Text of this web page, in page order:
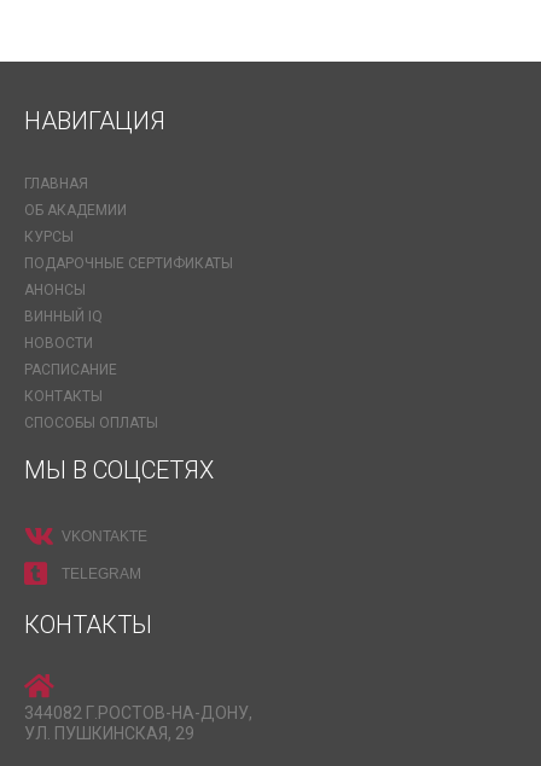
НАВИГАЦИЯ
ГЛАВНАЯ
ОБ АКАДЕМИИ
КУРСЫ
ПОДАРОЧНЫЕ СЕРТИФИКАТЫ
АНОНСЫ
ВИННЫЙ IQ
НОВОСТИ
РАСПИСАНИЕ
КОНТАКТЫ
СПОСОБЫ ОПЛАТЫ
МЫ В СОЦСЕТЯХ
VKONTAKTE
TELEGRAM
КОНТАКТЫ
344082 Г.РОСТОВ-НА-ДОНУ,
УЛ. ПУШКИНСКАЯ, 29